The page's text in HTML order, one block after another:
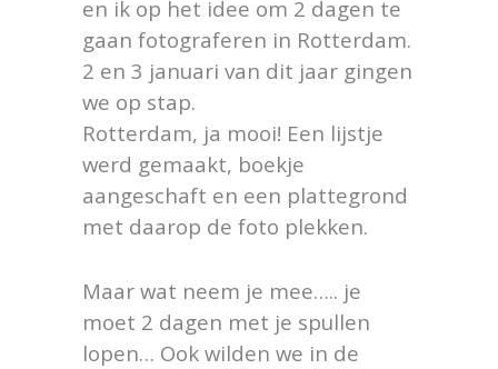
en ik op het idee om 2 dagen te
gaan fotograferen in Rotterdam.
2 en 3 januari van dit jaar gingen
we op stap.
Rotterdam, ja mooi! Een lijstje
werd gemaakt, boekje
aangeschaft en een plattegrond
met daarop de foto plekken.
Maar wat neem je mee….. je
moet 2 dagen met je spullen
lopen… Ook wilden we in de